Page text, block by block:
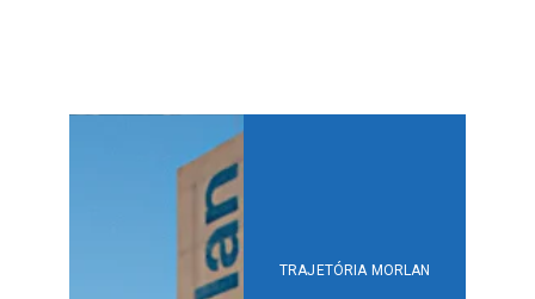
TRAJETÓRIA MORLAN